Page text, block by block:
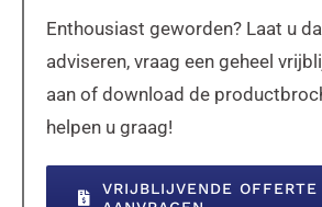
Enthousiast geworden? Laat u
adviseren, vraag een geheel
aan of download de
helpen u graag!
VRIJBLIJVENDE OFFERTE